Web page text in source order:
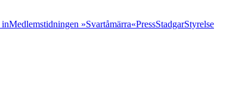
Medlemstidningen »Svartåmärra«PressStadgarStyrelse